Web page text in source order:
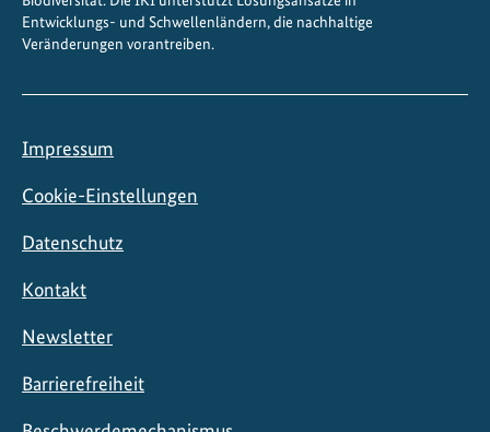
Entwicklungs- und Schwellenländern, die nachhaltige
Veränderungen vorantreiben.
Impressum
Cookie-Einstellungen
Datenschutz
Kontakt
Newsletter
Barrierefreiheit